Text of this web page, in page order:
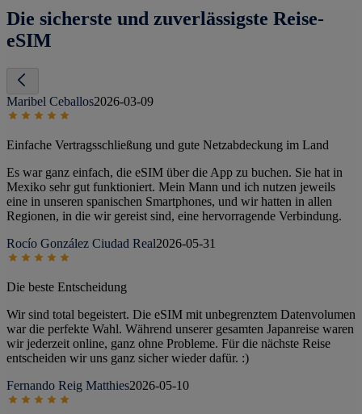
Die sicherste und zuverlässigste Reise-
eSIM
Maribel Ceballos2026-03-09
Einfache Vertragsschließung und gute Netzabdeckung im Land
Es war ganz einfach, die eSIM über die App zu buchen. Sie hat in
Mexiko sehr gut funktioniert. Mein Mann und ich nutzen jeweils
eine in unseren spanischen Smartphones, und wir hatten in allen
Regionen, in die wir gereist sind, eine hervorragende Verbindung.
Rocío González Ciudad Real2026-05-31
Die beste Entscheidung
Wir sind total begeistert. Die eSIM mit unbegrenztem Datenvolumen
war die perfekte Wahl. Während unserer gesamten Japanreise waren
wir jederzeit online, ganz ohne Probleme. Für die nächste Reise
entscheiden wir uns ganz sicher wieder dafür. :)
Fernando Reig Matthies2026-05-10